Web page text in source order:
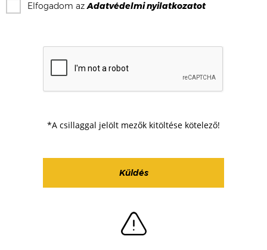
Elfogadom azAdatvédelmi nyilatkozatot
*A csillaggal jelölt mezők kitöltése kötelező!